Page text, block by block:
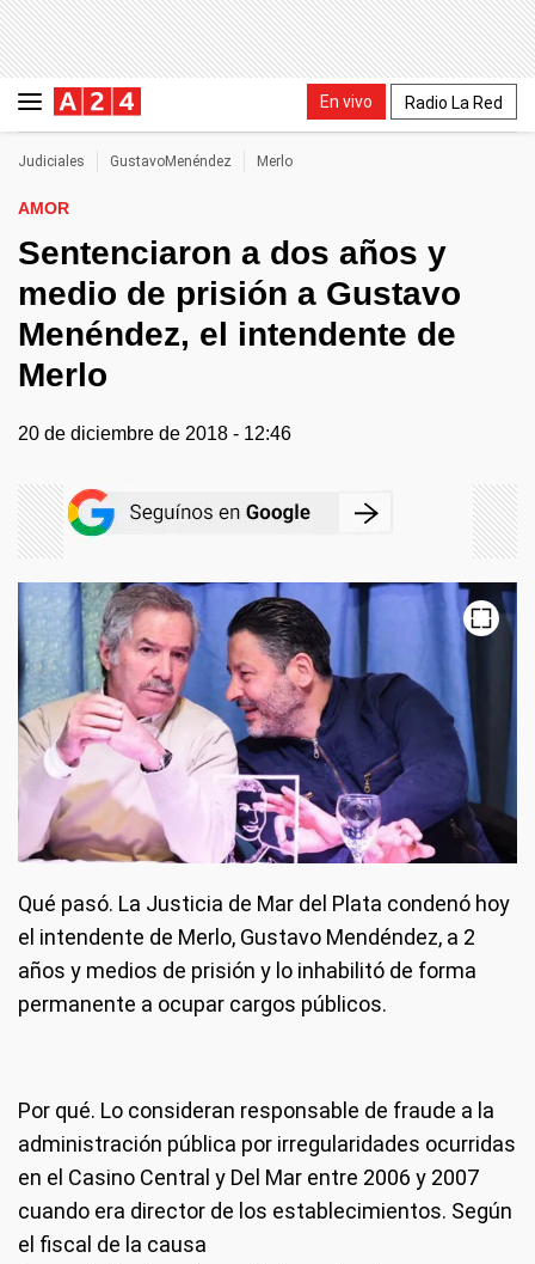
En vivo Radio La Red
Judiciales GustavoMenéndez Merlo
AMOR
Sentenciaron a dos años y
medio de prisión a Gustavo
Menéndez, el intendente de
Merlo
20 de diciembre de 2018 - 12:46
Qué pasó. La Justicia de Mar del Plata condenó hoy
el intendente de Merlo, Gustavo Mendéndez, a 2
años y medios de prisión y lo inhabilitó de forma
permanente a ocupar cargos públicos.
Por qué. Lo consideran responsable de fraude a la
administración pública por irregularidades ocurridas
en el Casino Central y Del Mar entre 2006 y 2007
cuando era director de los establecimientos. Según
el fiscal de la causa